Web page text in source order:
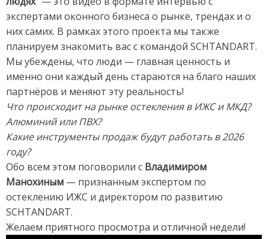
экспертами оконного бизнеса о рынке, трендах и о
них самих. В рамках этого проекта мы также
планируем знакомить вас с командой SCHTANDART.
Мы убеждены, что люди — главная ценность и
именно они каждый день стараются на благо наших
партнёров и меняют эту реальность!
Что происходит на рынке остекления в ИЖС и МКД?
Алюминий или ПВХ?
Какие инструменты продаж будут работать в 2026
году?
Обо всем этом поговорили с Владимиром
Манохиным — признанным экспертом по
остеклению ИЖС и директором по развитию
SCHTANDART.
Желаем приятного просмотра и отличной недели!